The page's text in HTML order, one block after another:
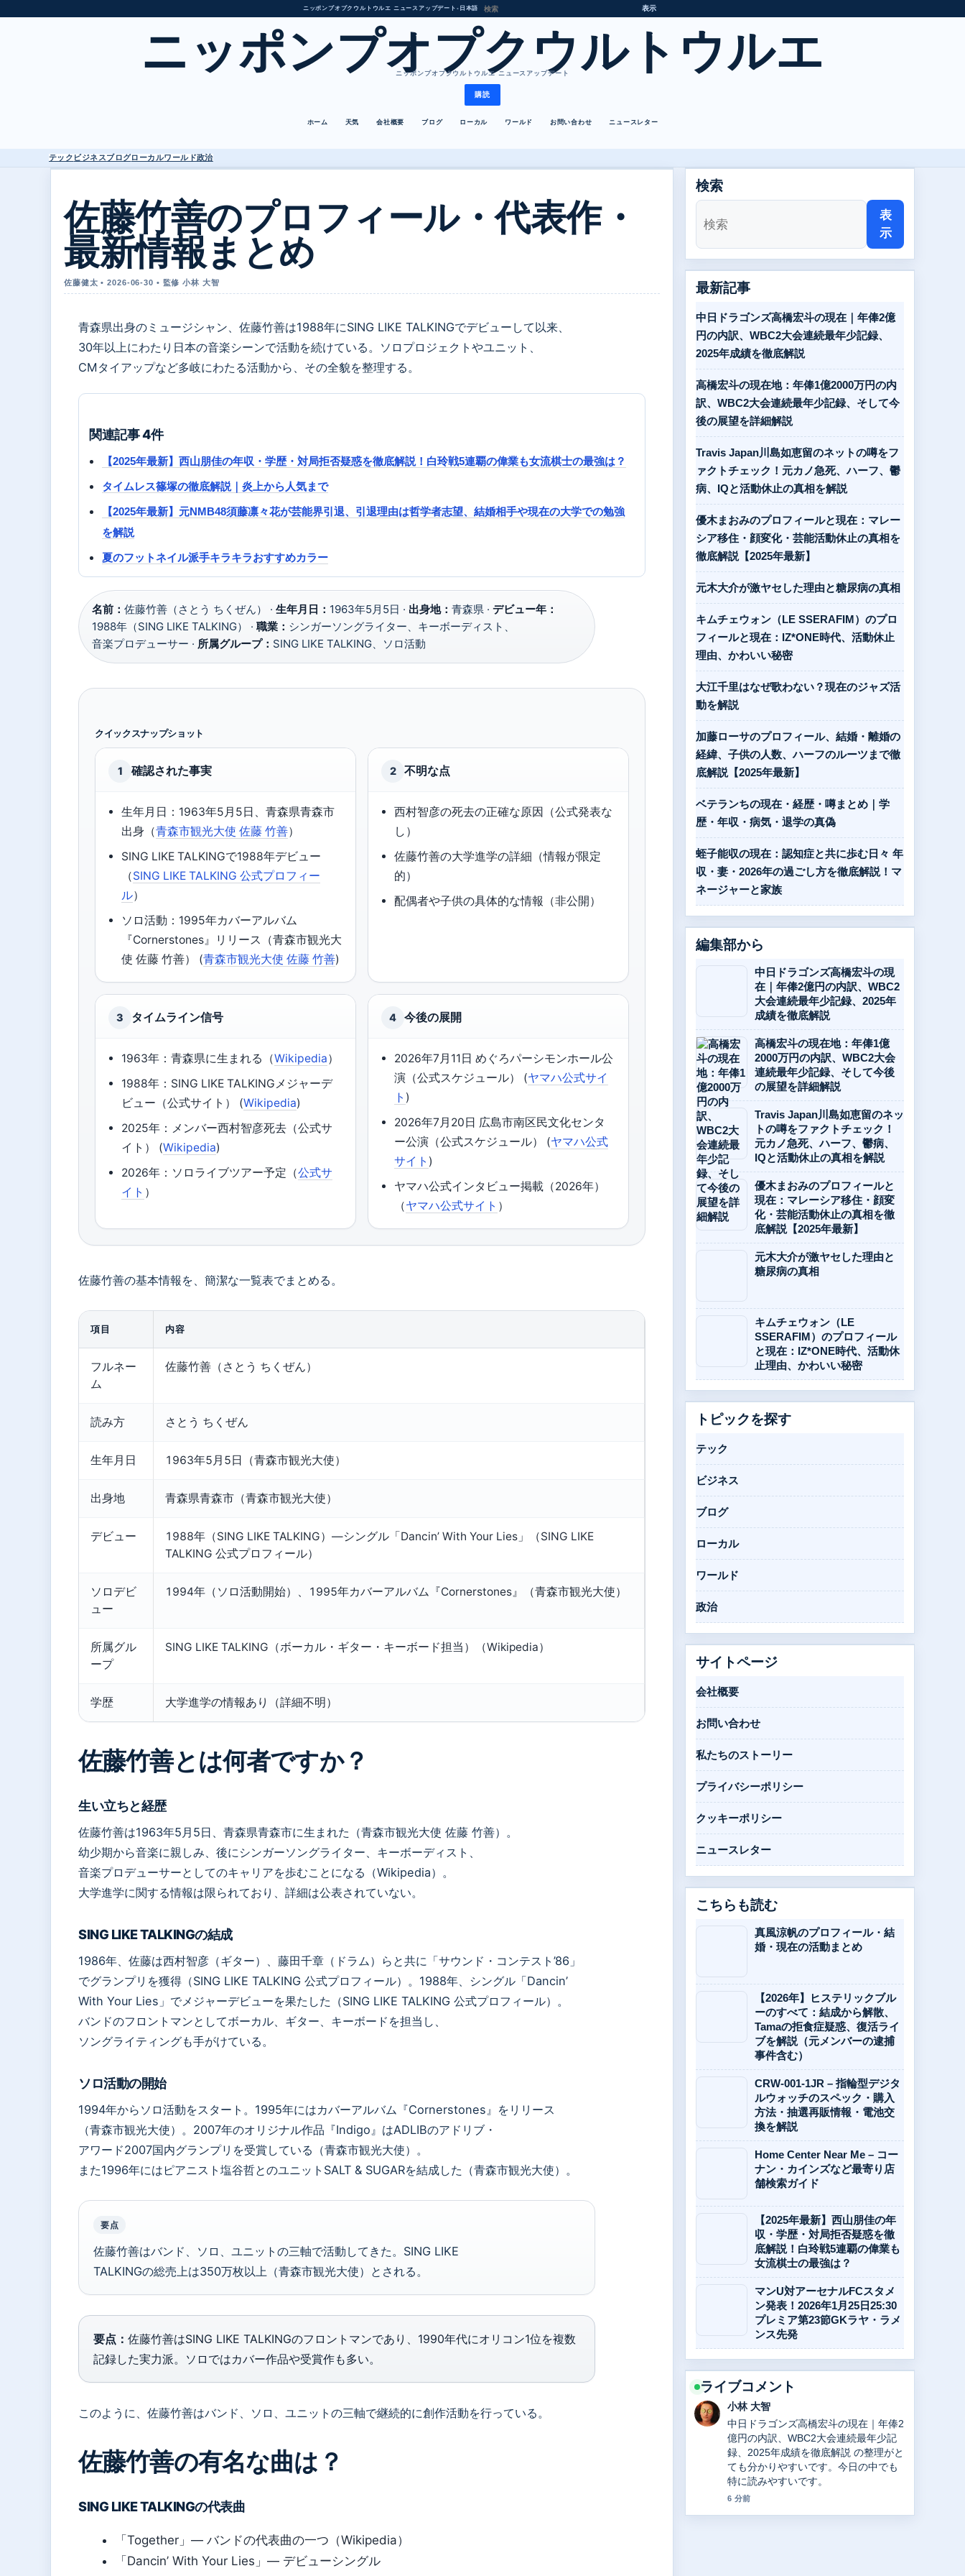
ニッポンプオプクウルトウルエ ニュースアップデート • 日本語 表示
ニッポンプオプクウルトウルエ
ニッポンプオプクウルトウルエ ニュースアップデート
購読
ホーム 天気 会社概要 ブログ ローカル ワールド お問い合わせ ニュースレター
テック ビジネスブログローカルワールド政治
佐藤竹善のプロフィール・代表作・
最新情報まとめ
佐藤健太 • 2026-06-30 • 監修 小林 大智
青森県出身のミュージシャン、佐藤竹善は1988年にSING LIKE TALKINGでデビューして以来、
30年以上にわたり日本の音楽シーンで活動を続けている。ソロプロジェクトやユニット、
CMタイアップなど多岐にわたる活動から、その全貌を整理する。
関連記事 4件
【2025年最新】西山朋佳の年収・学歴・対局拒否疑惑を徹底解説！白玲戦5連覇の偉業も女流棋士の最強は？
タイムレス篠塚の徹底解説｜炎上から人気まで
【2025年最新】元NMB48須藤凛々花が芸能界引退、引退理由は哲学者志望、結婚相手や現在の大学での勉強
を解説
夏のフットネイル派手キラキラおすすめカラー
名前： 佐藤竹善（さとう ちくぜん） · 生年月日： 1963年5月5日 · 出身地： 青森県 · デビュー年：
1988年（SING LIKE TALKING） · 職業： シンガーソングライター、キーボーディスト、
音楽プロデューサー · 所属グループ： SING LIKE TALKING、ソロ活動
クイックスナップショット
1 確認された事実
生年月日：1963年5月5日、青森県青森市
出身（青森市観光大使 佐藤 竹善）
SING LIKE TALKINGで1988年デビュー
（SING LIKE TALKING 公式プロフィー
ル）
ソロ活動：1995年カバーアルバム
『Cornerstones』リリース（青森市観光大
使 佐藤 竹善） (青森市観光大使 佐藤 竹善)
2 不明な点
西村智彦の死去の正確な原因（公式発表な
し）
佐藤竹善の大学進学の詳細（情報が限定
的）
配偶者や子供の具体的な情報（非公開）
3 タイムライン信号
1963年：青森県に生まれる（Wikipedia）
1988年：SING LIKE TALKINGメジャーデ
ビュー（公式サイト） (Wikipedia)
2025年：メンバー西村智彦死去（公式サ
イト） (Wikipedia)
2026年：ソロライブツアー予定（公式サ
イト ）
4 今後の展開
2026年7月11日 めぐろパーシモンホール公
演（公式スケジュール） (ヤマハ公式サイ
ト )
2026年7月20日 広島市南区民文化センタ
ー公演（公式スケジュール） (ヤマハ公式
サイト )
ヤマハ公式インタビュー掲載（2026年）
（ヤマハ公式サイト ）
佐藤竹善の基本情報を、簡潔な一覧表でまとめる。
項目 内容
フルネー
ム
佐藤竹善（さとう ちくぜん）
読み方 さとう ちくぜん
生年月日 1963年5月5日（青森市観光大使）
出身地 青森県青森市（青森市観光大使）
デビュー
1988年（SING LIKE TALKING）—シングル「Dancin’ With Your Lies」（SING LIKE
TALKING 公式プロフィール）
ソロデビ
ュー
1994年（ソロ活動開始）、1995年カバーアルバム『Cornerstones』（青森市観光大使）
所属グル
ープ
SING LIKE TALKING（ボーカル・ギター・キーボード担当）（Wikipedia）
学歴 大学進学の情報あり（詳細不明）
佐藤竹善とは何者ですか？
生い立ちと経歴
佐藤竹善は1963年5月5日、青森県青森市に生まれた（青森市観光大使 佐藤 竹善）。
幼少期から音楽に親しみ、後にシンガーソングライター、キーボーディスト、
音楽プロデューサーとしてのキャリアを歩むことになる（Wikipedia）。
大学進学に関する情報は限られており、詳細は公表されていない。
SING LIKE TALKINGの結成
1986年、佐藤は西村智彦（ギター）、藤田千章（ドラム）らと共に「サウンド・コンテスト’86」
でグランプリを獲得（SING LIKE TALKING 公式プロフィール）。1988年、シングル「Dancin’
With Your Lies」でメジャーデビューを果たした（SING LIKE TALKING 公式プロフィール）。
バンドのフロントマンとしてボーカル、ギター、キーボードを担当し、
ソングライティングも手がけている。
ソロ活動の開始
1994年からソロ活動をスタート。1995年にはカバーアルバム『Cornerstones』をリリース
（青森市観光大使）。2007年のオリジナル作品『Indigo』はADLIBのアドリブ・
アワード2007国内グランプリを受賞している（青森市観光大使）。
また1996年にはピアニスト塩谷哲とのユニットSALT & SUGARを結成した（青森市観光大使）。
要点
佐藤竹善はバンド、ソロ、ユニットの三軸で活動してきた。SING LIKE
TALKINGの総売上は350万枚以上（青森市観光大使）とされる。
要点： 佐藤竹善はSING LIKE TALKINGのフロントマンであり、1990年代にオリコン1位を複数
記録した実力派。ソロではカバー作品や受賞作も多い。
このように、佐藤竹善はバンド、ソロ、ユニットの三軸で継続的に創作活動を行っている。
佐藤竹善の有名な曲は？
SING LIKE TALKINGの代表曲
「Together」— バンドの代表曲の一つ（Wikipedia）
「Dancin’ With Your Lies」— デビューシングル
検索
表
示
最新記事
中日ドラゴンズ高橋宏斗の現在｜年俸2億
円の内訳、WBC2大会連続最年少記録、
2025年成績を徹底解説
高橋宏斗の現在地：年俸1億2000万円の内
訳、WBC2大会連続最年少記録、そして今
後の展望を詳細解説
Travis Japan川島如恵留のネットの噂をフ
ァクトチェック！元カノ急死、ハーフ、鬱
病、IQと活動休止の真相を解説
優木まおみのプロフィールと現在：マレー
シア移住・顔変化・芸能活動休止の真相を
徹底解説【2025年最新】
元木大介が激ヤセした理由と糖尿病の真相
キムチェウォン（LE SSERAFIM）のプロ
フィールと現在：IZ*ONE時代、活動休止
理由、かわいい秘密
大江千里はなぜ歌わない？現在のジャズ活
動を解説
加藤ローサのプロフィール、結婚・離婚の
経緯、子供の人数、ハーフのルーツまで徹
底解説【2025年最新】
ベテランちの現在・経歴・噂まとめ｜学
歴・年収・病気・退学の真偽
蛭子能収の現在：認知症と共に歩む日々 年
収・妻・2026年の過ごし方を徹底解説！マ
ネージャーと家族
編集部から
中日ドラゴンズ高橋宏斗の現
在｜年俸2億円の内訳、WBC2
大会連続最年少記録、2025年
成績を徹底解説
高橋宏斗の現在地：年俸1億
2000万円の内訳、WBC2大会
連続最年少記録、そして今後
の展望を詳細解説
Travis Japan川島如恵留のネッ
トの噂をファクトチェック！
元カノ急死、ハーフ、鬱病、
IQと活動休止の真相を解説
優木まおみのプロフィールと
現在：マレーシア移住・顔変
化・芸能活動休止の真相を徹
底解説【2025年最新】
元木大介が激ヤセした理由と
糖尿病の真相
キムチェウォン（LE
SSERAFIM）のプロフィール
と現在：IZ*ONE時代、活動休
止理由、かわいい秘密
トピックを探す
テック
ビジネス
ブログ
ローカル
ワールド
政治
サイトページ
会社概要
お問い合わせ
私たちのストーリー
プライバシーポリシー
クッキーポリシー
ニュースレター
こちらも読む
真風涼帆のプロフィール・結
婚・現在の活動まとめ
【2026年】ヒステリックブル
ーのすべて：結成から解散、
Tamaの拒食症疑惑、復活ライ
ブを解説（元メンバーの逮捕
事件含む）
CRW-001-1JR – 指輪型デジタ
ルウォッチのスペック・購入
方法・抽選再販情報・電池交
換を解説
Home Center Near Me – コー
ナン・カインズなど最寄り店
舗検索ガイド
【2025年最新】西山朋佳の年
収・学歴・対局拒否疑惑を徹
底解説！白玲戦5連覇の偉業も
女流棋士の最強は？
マンU対アーセナルFCスタメ
ン発表！2026年1月25日25:30
プレミア第23節GKラヤ・ラメ
ンス先発
ライブコメント
小林 大智
中日ドラゴンズ高橋宏斗の現在｜年俸2
億円の内訳、WBC2大会連続最年少記
録、2025年成績を徹底解説 の整理がと
ても分かりやすいです。今日の中でも
特に読みやすいです。
6 分前